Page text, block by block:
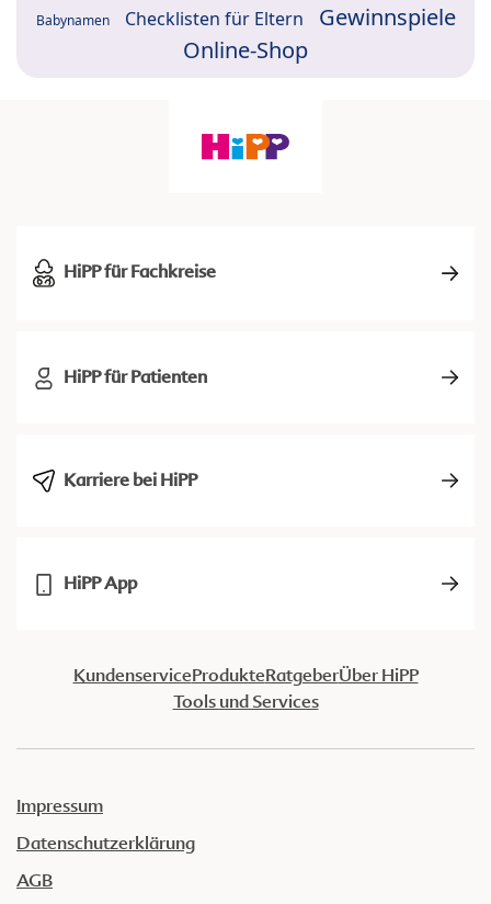
Babynamen Checklisten für Eltern
Gewinnspiele
Online-Shop
HiPP für Fachkreise
HiPP für Patienten
Karriere bei HiPP
HiPP App
KundenserviceProdukteRatgeberÜber HiPP
Tools und Services
Impressum
Datenschutzerklärung
AGB